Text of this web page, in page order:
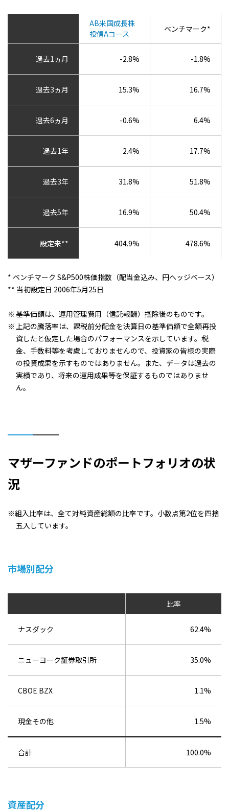
AB米国成長株
投信Aコース
ベンチマーク*
過去1ヵ月 -2.8% -1.8%
過去3ヵ月 15.3% 16.7%
過去6ヵ月 -0.6% 6.4%
過去1年 2.4% 17.7%
過去3年 31.8% 51.8%
過去5年 16.9% 50.4%
設定来** 404.9% 478.6%
* ベンチマーク S&P500株価指数（配当金込み、円ヘッジベース）
** 当初設定日 2006年5月25日
基準価額は、運用管理費用（信託報酬）控除後のものです。
上記の騰落率は、課税前分配金を決算日の基準価額で全額再投
資したと仮定した場合のパフォーマンスを示しています。税
金、手数料等を考慮しておりませんので、投資家の皆様の実際
の投資成果を示すものではありません。また、データは過去の
実績であり、将来の運用成果等を保証するものではありませ
ん。
マザーファンドのポートフォリオの状
況
※組入比率は、全て対純資産総額の比率です。小数点第2位を四捨
五入しています。
市場別配分
比率
ナスダック 62.4%
ニューヨーク証券取引所 35.0%
CBOE BZX 1.1%
現金その他 1.5%
合計 100.0%
資産配分